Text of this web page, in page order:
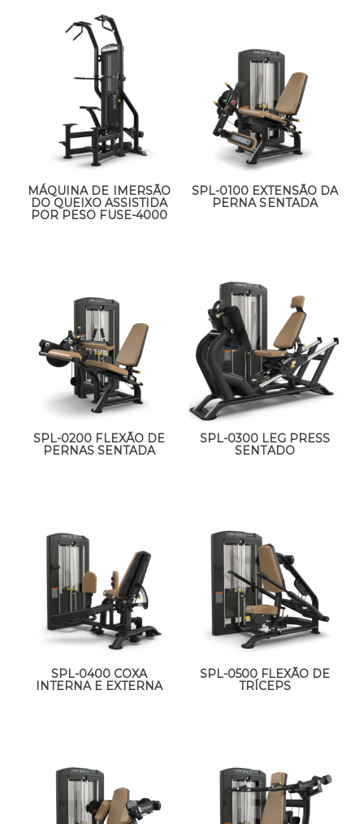
MÁQUINA DE IMERSÃO
DO QUEIXO ASSISTIDA
POR PESO FUSE-4000
SPL-0100 EXTENSÃO DA
PERNA SENTADA
SPL-0200 FLEXÃO DE
PERNAS SENTADA
SPL-0300 LEG PRESS
SENTADO
SPL-0400 COXA
INTERNA E EXTERNA
SPL-0500 FLEXÃO DE
TRÍCEPS